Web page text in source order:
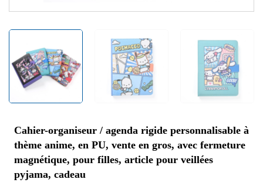
Cahier-organiseur / agenda rigide personnalisable à
thème anime, en PU, vente en gros, avec fermeture
magnétique, pour filles, article pour veillées
pyjama, cadeau